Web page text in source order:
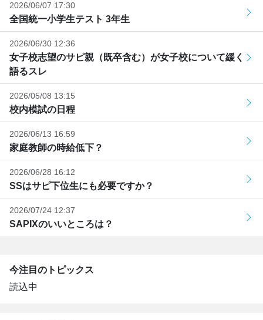
2026/06/07 17:30
全国統一小学生テスト 3年生
2026/06/30 12:36
女子校志望のサピ親（既卒含む）が女子校について緩く
語るスレ
2026/05/08 13:15
校内模試の日程
2026/06/13 16:59
家庭教師の時給低下？
2026/06/28 16:12
SSはサピ下位生にも必要ですか？
2026/07/24 12:37
SAPIXのいいところは？
今注目のトピックス
読込中